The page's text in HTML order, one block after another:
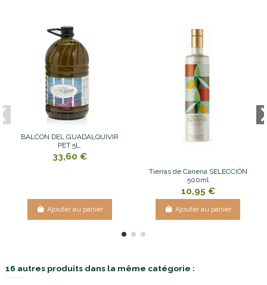
BALCON DEL GUADALQUIVIR
PET 5L.
33,60 €
Ajouter au panier
Tierras de Canena SELECCIÓN
500ml
10,95 €
Ajouter au panier
16 autres produits dans la même catégorie :